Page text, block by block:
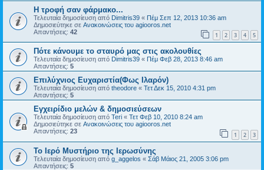
H τροφή σαν φάρμακο...
Τελευταία δημοσίευση από Dimitris39 « Πέμ Σεπ 12, 2013 10:36 am
Δημοσιεύτηκε σε Ανακοινώσεις του agiooros.net
Απαντήσεις: 42 1 2 3 4 5
Πότε κάνουμε το σταυρό μας στις ακολουθίες
Τελευταία δημοσίευση από Dimitris39 « Πέμ Φεβ 28, 2013 8:46 am
Απαντήσεις: 5
Επιλύχνιος Ευχαριστία(Φως Ιλαρόν)
Τελευταία δημοσίευση από theodore « Τετ Δεκ 15, 2010 4:31 pm
Απαντήσεις: 5
Εγχειρίδιο μελών & δημοσιεύσεων
Τελευταία δημοσίευση από Teri « Τετ Φεβ 10, 2010 8:24 am
Δημοσιεύτηκε σε Ανακοινώσεις του agiooros.net
Απαντήσεις: 23 1 2 3
Το Ιερό Μυστήριο της Ιερωσύνης
Τελευταία δημοσίευση από g_aggelos « Σάβ Μάιος 21, 2005 3:06 pm
Απαντήσεις: 5